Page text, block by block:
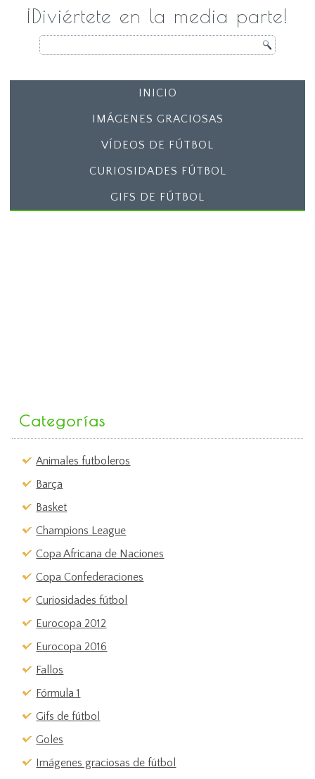
¡Diviértete en la media parte!
INICIO
IMÁGENES GRACIOSAS
VÍDEOS DE FÚTBOL
CURIOSIDADES FÚTBOL
GIFS DE FÚTBOL
Categorías
Animales futboleros
Barça
Basket
Champions League
Copa Africana de Naciones
Copa Confederaciones
Curiosidades fútbol
Eurocopa 2012
Eurocopa 2016
Fallos
Fórmula 1
Gifs de fútbol
Goles
Imágenes graciosas de fútbol